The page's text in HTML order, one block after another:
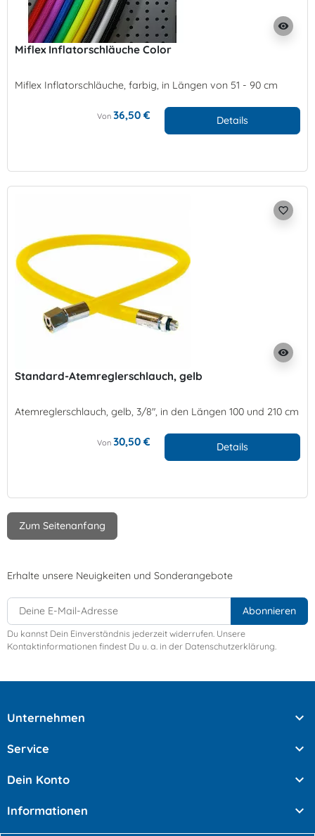
visibility
Miflex Inflatorschläuche Color
Miflex Inflatorschläuche, farbig, in Längen von 51 - 90 cm
Von 36,50 € Details
visibility
favorite_border
Standard-Atemreglerschlauch, gelb
Atemreglerschlauch, gelb, 3/8", in den Längen 100 und 210 cm
Von 30,50 € Details
Zum Seitenanfang
Erhalte unsere Neuigkeiten und Sonderangebote
Du kannst Dein Einverständnis jederzeit widerrufen. Unsere
Kontaktinformationen findest Du u. a. in der Datenschutzerklärung.
Unternehmen 
Service 
Dein Konto 
Informationen 